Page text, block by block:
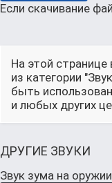
Если скачивание
На этой
из категории
быть
и любых других
ДРУГИЕ ЗВУКИ
Звук зума на